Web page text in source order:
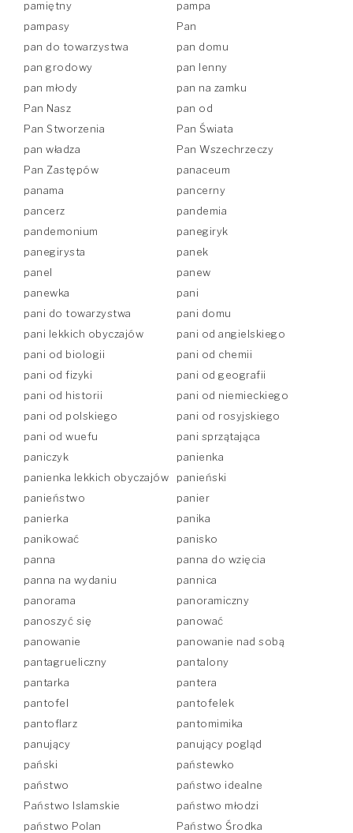
pamiętny
pampa
pampasy
Pan
pan do towarzystwa
pan domu
pan grodowy
pan lenny
pan młody
pan na zamku
Pan Nasz
pan od
Pan Stworzenia
Pan Świata
pan władza
Pan Wszechrzeczy
Pan Zastępów
panaceum
panama
pancerny
pancerz
pandemia
pandemonium
panegiryk
panegirysta
panek
panel
panew
panewka
pani
pani do towarzystwa
pani domu
pani lekkich obyczajów
pani od angielskiego
pani od biologii
pani od chemii
pani od fizyki
pani od geografii
pani od historii
pani od niemieckiego
pani od polskiego
pani od rosyjskiego
pani od wuefu
pani sprzątająca
paniczyk
panienka
panienka lekkich obyczajów
panieński
panieństwo
panier
panierka
panika
panikować
panisko
panna
panna do wzięcia
panna na wydaniu
pannica
panorama
panoramiczny
panoszyć się
panować
panowanie
panowanie nad sobą
pantagrueliczny
pantalony
pantarka
pantera
pantofel
pantofelek
pantoflarz
pantomimika
panujący
panujący pogląd
pański
państewko
państwo
państwo idealne
Państwo Islamskie
państwo młodzi
państwo Polan
Państwo Środka